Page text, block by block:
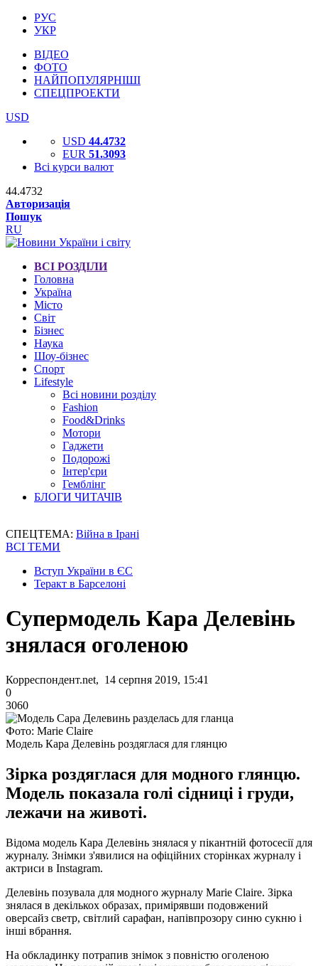
РУС
УКР
ВІДЕО
ФОТО
НАЙПОПУЛЯРНІШІ
СПЕЦПРОЕКТИ
USD
USD 44.4732
EUR 51.3093
Всі курси валют
44.4732
Авторизація
Пошук
RU
ВСІ РОЗДІЛИ
Головна
Україна
Місто
Світ
Бізнес
Наука
Шоу-бізнес
Спорт
Lifestyle
Всі новини розділу
Fashion
Food&Drinks
Мотори
Гаджети
Подорожі
Інтер'єри
Гемблінг
БЛОГИ ЧИТАЧІВ
СПЕЦТЕМА: Війна в Ірані
ВСІ ТЕМИ
Вступ України в ЄС
Теракт в Барселоні
Супермодель Кара Делевінь
знялася оголеною
Корреспондент.net, 14 серпня 2019, 15:41
0
3060
Фото: Marie Claire
Модель Кара Делевінь роздяглася для глянцю
Зірка роздяглася для модного глянцю.
Модель показала голі сідниці і груди,
лежачи на животі.
Відома модель Кара Делевінь знялася у пікантній фотосесії для
журналу. Знімки з'явилися на офіційних сторінках журналу і
актриси в Instagram.
Делевінь позувала для модного журналу Marie Claire. Зірка
знялася в декількох образах, примірявши подовжений
оверсайз светр, світлий сарафан, напівпрозору синю сукню і
інші вбрання.
На обкладинку потрапив знімок з повністю оголеною